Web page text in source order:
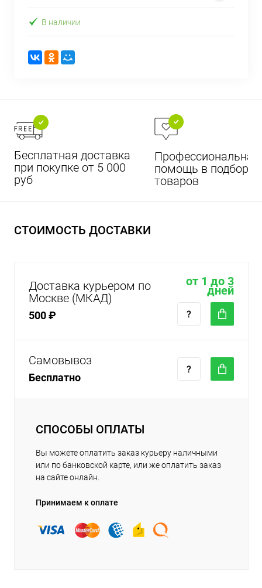
В наличии
Бесплатная доставка
при покупке от 5 000
руб
Профессиональная
помощь в подборе
товаров
СТОИМОСТЬ ДОСТАВКИ
Доставка курьером по
Москве (МКАД)
500 ₽
от 1 до 3
дней
Самовывоз
Бесплатно
СПОСОБЫ ОПЛАТЫ
Вы можете оплатить заказ курьеру наличными
или по банковской карте, или же оплатить заказ
на сайте онлайн.
Принимаем к оплате